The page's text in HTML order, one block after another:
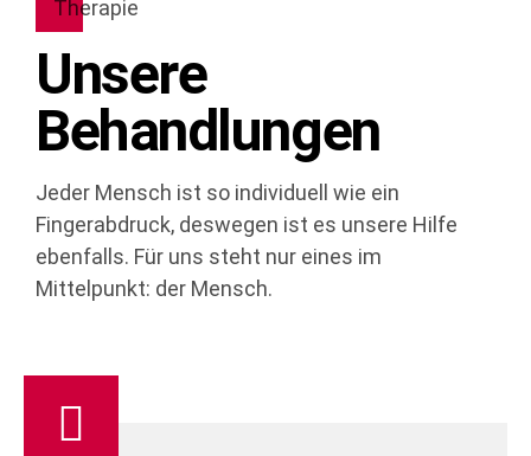
Therapie
Unsere
Behandlungen
Jeder Mensch ist so individuell wie ein
Fingerabdruck, deswegen ist es unsere Hilfe
ebenfalls. Für uns steht nur eines im
Mittelpunkt: der Mensch.